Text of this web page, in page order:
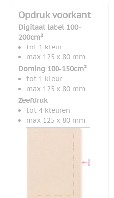
Opdruk voorkant
Digitaal label 100-
200cm²
tot 1 kleur
max 125 x 80 mm
Doming 100-150cm²
tot 1 kleur
max 125 x 80 mm
Zeefdruk
tot 4 kleuren
max 125 x 80 mm